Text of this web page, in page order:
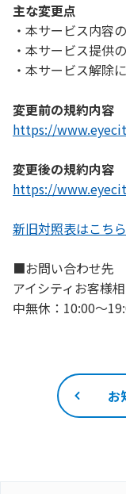
主な変更点
・本サービス内容
・本サービス提供
・本サービス解除
変更前の規約内容
https://
変更後の規約内容
https://
新旧対照表はこち
■お問い合わせ先
アイシティお客様
中無休：10:00～
お